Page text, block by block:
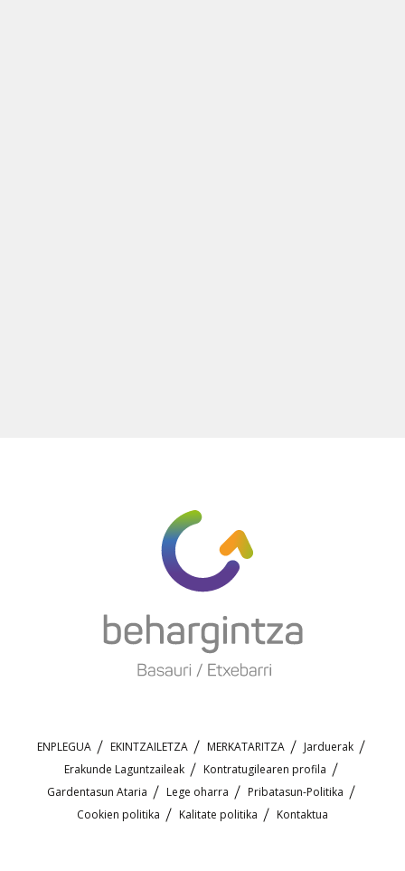
ENPLEGUA EKINTZAILETZA MERKATARITZA
Jarduerak
Erakunde Laguntzaileak
Kontratugilearen profila
Gardentasun Ataria
Lege oharra
Pribatasun-Politika
Cookien politika
Kalitate politika Kontaktua